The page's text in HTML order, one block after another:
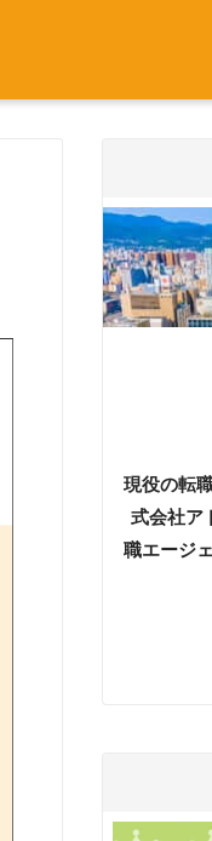
現役の転
式会社ア
職エージ